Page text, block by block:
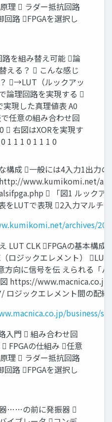
理  ラダー抵抗回路
回路 FPGAを選択し
路を組み替え可能 論
える？  こんな感じ
→LUT（ルックアッ
論理回路を実現する 
現した真理値表 A0
任意の組み合わせ回
 右図はXORを実現す
1 1 1 0 1 1 1 0
構成 一般には4入力1出力
http://www.kumikomi.net/
 「図1 ルックア
をLUTで表現 2入力マルチ
archives/
LUT CLK FPGAの基本構成
ロジックエレメント）
方向に信号を伝 えられる「
図 https://
ジックエレメント間の配線
business/
入門  組み合わせ回
FPGAの仕組み 任意
理  ラダー抵抗回路
回路 FPGAを選択し
……の前に発振器 